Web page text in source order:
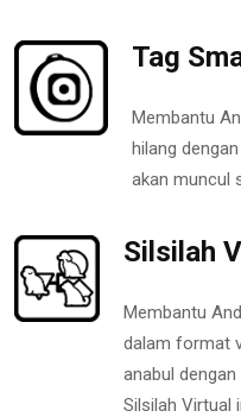
Tag
Membantu
hilang
akan muncul
Silsilah
Membantu
dalam format
anabul
Silsilah Virtual